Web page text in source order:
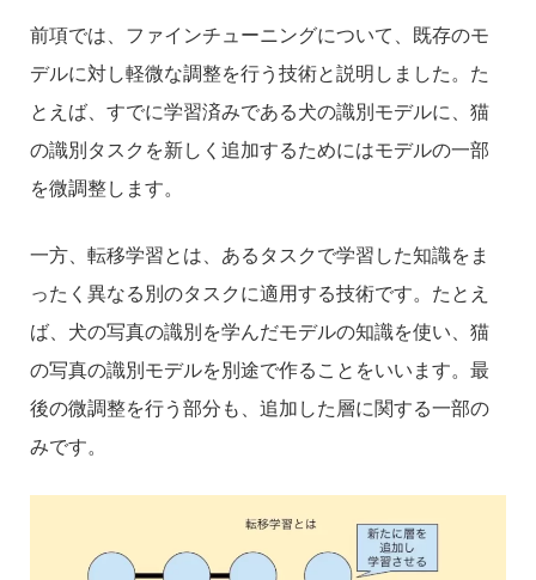
前項では、ファインチューニングについて、既存のモ
デルに対し軽微な調整を行う技術と説明しました。た
とえば、すでに学習済みである犬の識別モデルに、猫
の識別タスクを新しく追加するためにはモデルの一部
を微調整します。
一方、転移学習とは、あるタスクで学習した知識をま
ったく異なる別のタスクに適用する技術です。たとえ
ば、犬の写真の識別を学んだモデルの知識を使い、猫
の写真の識別モデルを別途で作ることをいいます。最
後の微調整を行う部分も、追加した層に関する一部の
みです。